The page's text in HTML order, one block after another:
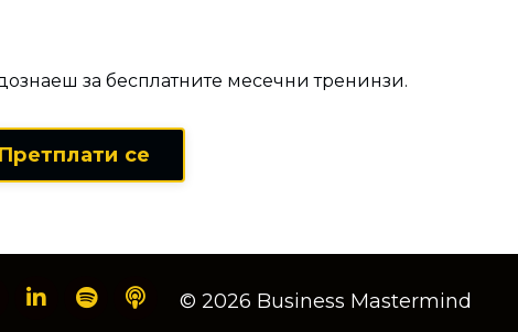
за бесплатните месечни тренинзи.
Претплати се
© 2026 Business Mastermind